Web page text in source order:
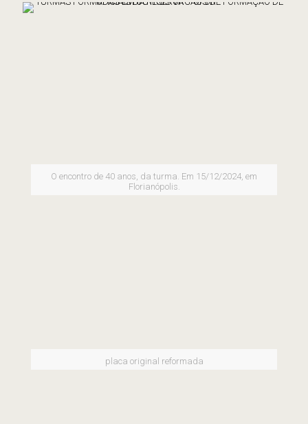
O encontro de 40 anos, da turma. Em 15/12/2024, em
Florianópolis.
placa original reformada